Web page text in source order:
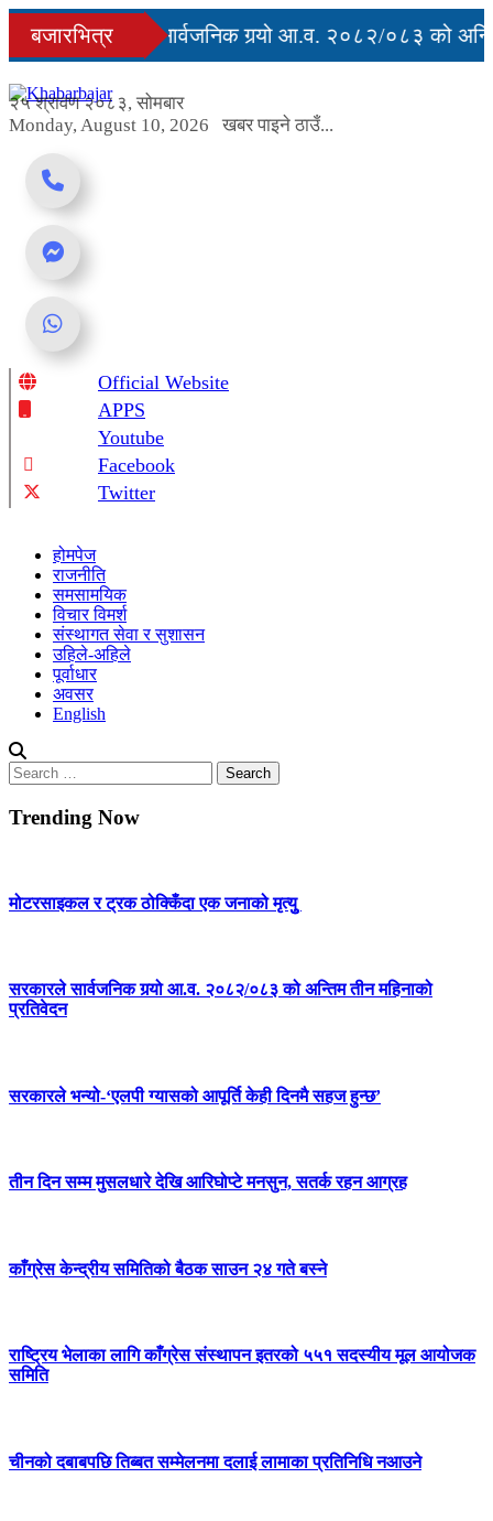
Skip
content
बजारभित्र
सरकारले सार्वजनिक गर्‍यो आ.व. २०८२/०८३ को अन्तिम
२५ श्रावण २०८३, सोमबार
Monday, August 10, 2026
खबर पाइने ठाउँ...
Online News Portal
Official Website
APPS
Youtube
Facebook
Twitter
होमपेज
राजनीति
समसामयिक
विचार विमर्श
संस्थागत सेवा र सुशासन
उहिले-अहिले
पूर्वाधार
अवसर
English
Search
for:
Trending Now
मोटरसाइकल र ट्रक ठोक्किँदा एक जनाको मृत्युु
सरकारले सार्वजनिक गर्‍यो आ.व. २०८२/०८३ को अन्तिम तीन महिनाको
प्रतिवेदन
सरकारले भन्यो-‘एलपी ग्यासको आपूर्ति केही दिनमै सहज हुन्छ’
तीन दिन सम्म मुसलधारे देखि आरिघोप्टे मनसुन, सतर्क रहन आग्रह
काँग्रेस केन्द्रीय समितिको बैठक साउन २४ गते बस्ने
राष्ट्रिय भेलाका लागि काँग्रेस संस्थापन इतरको ५५१ सदस्यीय मूल आयोजक
समिति
चीनको दबाबपछि तिब्बत सम्मेलनमा दलाई लामाका प्रतिनिधि नआउने